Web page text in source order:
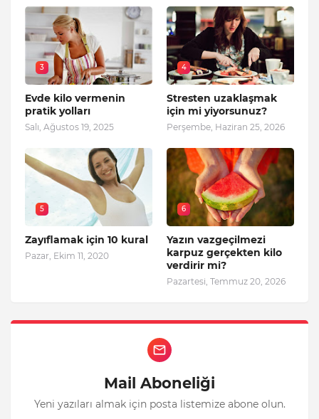
3
Evde kilo vermenin
pratik yolları
Salı, Ağustos 19, 2025
4
Stresten uzaklaşmak
için mi yiyorsunuz?
Perşembe, Haziran 25, 2026
5
Zayıflamak için 10 kural
Pazar, Ekim 11, 2020
6
Yazın vazgeçilmezi
karpuz gerçekten kilo
verdirir mi?
Pazartesi, Temmuz 20, 2026
Mail Aboneliği
Yeni yazıları almak için posta listemize abone olun.